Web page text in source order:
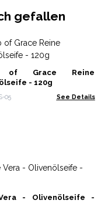
gefallen
of Grace Reine
- 120g
05 See Details
- Olivenölseife -